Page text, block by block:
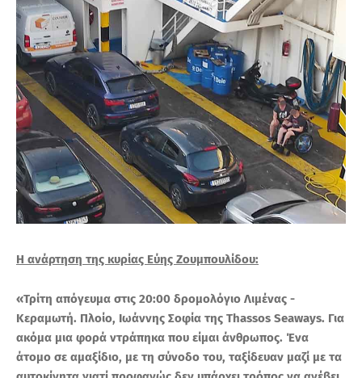
Η ανάρτηση της κυρίας Εύης Ζουμπουλίδου:
«Τρίτη απόγευμα στις 20:00 δρομολόγιο Λιμένας -
Κεραμωτή. Πλοίο, Ιωάννης Σοφία της Thassos Seaways. Για
ακόμα μια φορά ντράπηκα που είμαι άνθρωπος. Ένα
άτομο σε αμαξίδιο, με τη σύνοδο του, ταξίδευαν μαζί με τα